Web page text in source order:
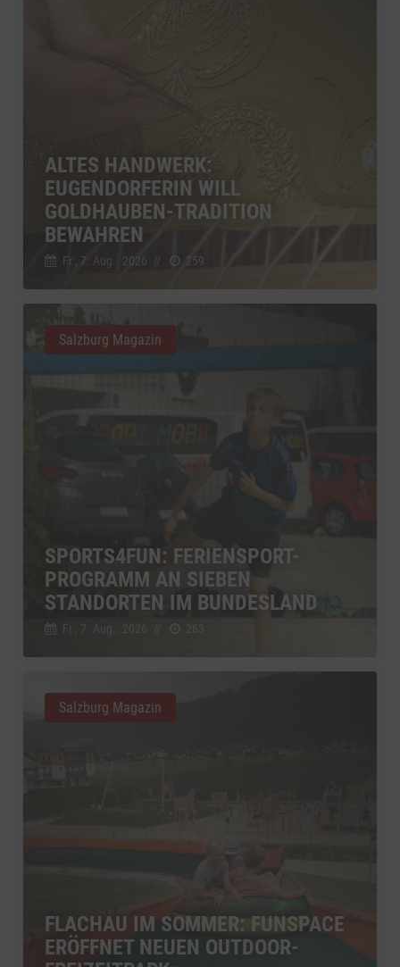
ALTES HANDWERK:
EUGENDORFERIN WILL
GOLDHAUBEN-TRADITION
BEWAHREN
Fr., 7. Aug.. 2026 // 259
SPORTS4FUN: FERIENSPORT-
PROGRAMM AN SIEBEN
STANDORTEN IM BUNDESLAND
Fr., 7. Aug.. 2026 263
Salzburg Magazin
FLACHAU IM SOMMER: FUNSPACE
ERÖFFNET NEUEN OUTDOOR-
Salzburg Magazin